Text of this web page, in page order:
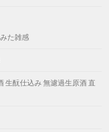
た雑感
生酛仕込み 無濾過生原酒 直